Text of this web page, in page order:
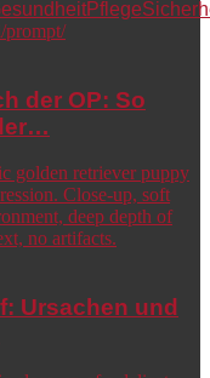
Pflege
der OP: So
Ursachen und